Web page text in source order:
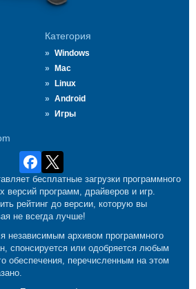
Категория
Windows
Mac
Linux
Android
Игры
бесплатные загрузки программного
версий программ, драйверов и игр.
рейтинг до версии, которую вы
не всегда лучше!
независимым архивом программного
спонсируется или одобряется любым
обеспечения, перечисленным на этом